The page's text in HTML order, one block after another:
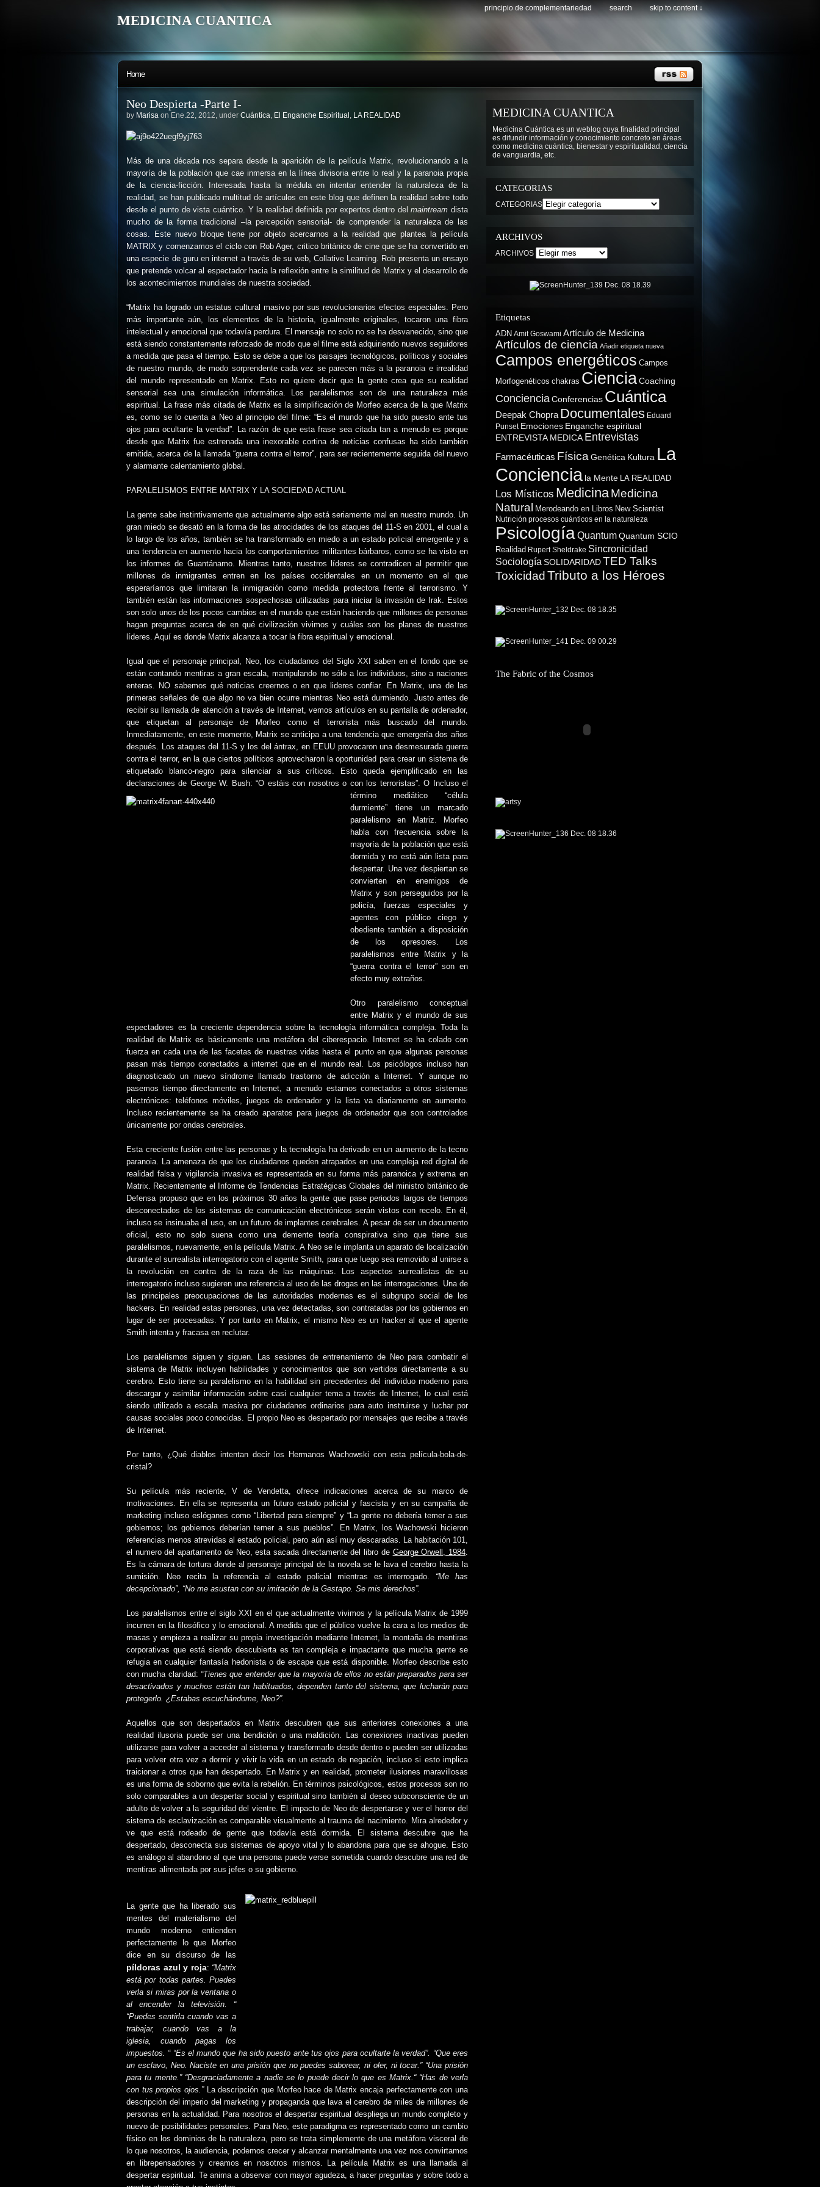
principio de complementariedad search skip to content ↓
MEDICINA CUANTICA
Home
Neo Despierta -Parte I-
by Marisa on Ene.22, 2012, under Cuántica, El Enganche Espiritual , LA REALIDAD
Más de una década nos separa desde la aparición de la película Matrix, revolucionando a la
mayoría de la población que cae inmersa en la línea divisoria entre lo real y la paranoia propia
de la ciencia-ficción. Interesada hasta la médula en intentar entender la naturaleza de la
realidad, se han publicado multitud de artículos en este blog que definen la realidad sobre todo
desde el punto de vista cuántico. Y la realidad definida por expertos dentro delmaintream dista
mucho de la forma tradicional –la percepción sensorial- de comprender la naturaleza de las
cosas. Este nuevo bloque tiene por objeto acercarnos a la realidad que plantea la película
MATRIX y comenzamos el ciclo con Rob Ager, critico británico de cine que se ha convertido en
una especie de guru en internet a través de su web, Collative Learning. Rob presenta un ensayo
que pretende volcar al espectador hacia la reflexión entre la similitud de Matrix y el desarrollo de
los acontecimientos mundiales de nuestra sociedad.
“Matrix ha logrado un estatus cultural masivo por sus revolucionarios efectos especiales. Pero
más importante aún, los elementos de la historia, igualmente originales, tocaron una fibra
intelectual y emocional que todavía perdura. El mensaje no solo no se ha desvanecido, sino que
está siendo constantemente reforzado de modo que el filme está adquiriendo nuevos seguidores
a medida que pasa el tiempo. Esto se debe a que los paisajes tecnológicos, políticos y sociales
de nuestro mundo, de modo sorprendente cada vez se parecen más a la paranoia e irrealidad
del mundo representado en Matrix. Esto no quiere decir que la gente crea que su realidad
sensorial sea una simulación informática. Los paralelismos son de una naturaleza más
espiritual. La frase más citada de Matrix es la simplificación de Morfeo acerca de la que Matrix
es, como se lo cuenta a Neo al principio del filme: “Es el mundo que ha sido puesto ante tus
ojos para ocultarte la verdad”. La razón de que esta frase sea citada tan a menudo es porque
desde que Matrix fue estrenada una inexorable cortina de noticias confusas ha sido también
emitida, acerca de la llamada “guerra contra el terror”, para ser recientemente seguida del nuevo
y alarmante calentamiento global.
PARALELISMOS ENTRE MATRIX Y LA SOCIEDAD ACTUAL
La gente sabe instintivamente que actualmente algo está seriamente mal en nuestro mundo. Un
gran miedo se desató en la forma de las atrocidades de los ataques del 11-S en 2001, el cual a
lo largo de los años, también se ha transformado en miedo a un estado policial emergente y a
una tendencia en aumento hacia los comportamientos militantes bárbaros, como se ha visto en
los informes de Guantánamo. Mientras tanto, nuestros líderes se contradicen al permitir que
millones de inmigrantes entren en los países occidentales en un momento en el que
esperaríamos que limitaran la inmigración como medida protectora frente al terrorismo. Y
también están las informaciones sospechosas utilizadas para iniciar la invasión de Irak. Estos
son solo unos de los pocos cambios en el mundo que están haciendo que millones de personas
hagan preguntas acerca de en qué civilización vivimos y cuáles son los planes de nuestros
líderes. Aquí es donde Matrix alcanza a tocar la fibra espiritual y emocional.
Igual que el personaje principal, Neo, los ciudadanos del Siglo XXI saben en el fondo que se
están contando mentiras a gran escala, manipulando no sólo a los individuos, sino a naciones
enteras. NO sabemos qué noticias creernos o en que lideres confiar. En Matrix, una de las
primeras señales de que algo no va bien ocurre mientras Neo está durmiendo. Justo antes de
recibir su llamada de atención a través de Internet, vemos artículos en su pantalla de ordenador,
que etiquetan al personaje de Morfeo como el terrorista más buscado del mundo.
Inmediatamente, en este momento, Matrix se anticipa a una tendencia que emergería dos años
después. Los ataques del 11-S y los del ántrax, en EEUU provocaron una desmesurada guerra
contra el terror, en la que ciertos políticos aprovecharon la oportunidad para crear un sistema de
etiquetado blanco-negro para silenciar a sus críticos. Esto queda ejemplificado en las
declaraciones de George W. Bush: “O estáis con nosotros o con los terroristas”.O Incluso el
término mediático “célula
durmiente” tiene un marcado
paralelismo en Matriz. Morfeo
habla con frecuencia sobre la
mayoría de la población que está
dormida y no está aún lista para
despertar. Una vez despiertan se
convierten en enemigos de
Matrix y son perseguidos por la
policía, fuerzas especiales y
agentes con público ciego y
obediente también a disposición
de los opresores. Los
paralelismos entre Matrix y la
“guerra contra el terror” son en
efecto muy extraños.
Otro paralelismo conceptual
entre Matrix y el mundo de sus
espectadores es la creciente dependencia sobre la tecnología informática compleja. Toda la
realidad de Matrix es básicamente una metáfora del ciberespacio. Internet se ha colado con
fuerza en cada una de las facetas de nuestras vidas hasta el punto en que algunas personas
pasan más tiempo conectados a internet que en el mundo real. Los psicólogos incluso han
diagnosticado un nuevo síndrome llamado trastorno de adicción a Internet. Y aunque no
pasemos tiempo directamente en Internet, a menudo estamos conectados a otros sistemas
electrónicos: teléfonos móviles, juegos de ordenador y la lista va diariamente en aumento.
Incluso recientemente se ha creado aparatos para juegos de ordenador que son controlados
únicamente por ondas cerebrales.
Esta creciente fusión entre las personas y la tecnología ha derivado en un aumento de la tecno
paranoia. La amenaza de que los ciudadanos queden atrapados en una compleja red digital de
realidad falsa y vigilancia invasiva es representada en su forma más paranoica y extrema en
Matrix. Recientemente el Informe de Tendencias Estratégicas Globales del ministro británico de
Defensa propuso que en los próximos 30 años la gente que pase periodos largos de tiempos
desconectados de los sistemas de comunicación electrónicos serán vistos con recelo. En él,
incluso se insinuaba el uso, en un futuro de implantes cerebrales. A pesar de ser un documento
oficial, esto no solo suena como una demente teoría conspirativa sino que tiene sus
paralelismos, nuevamente, en la película Matrix. A Neo se le implanta un aparato de localización
durante el surrealista interrogatorio con el agente Smith, para que luego sea removido al unirse a
la revolución en contra de la raza de las máquinas. Los aspectos surrealistas de su
interrogatorio incluso sugieren una referencia al uso de las drogas en las interrogaciones. Una de
las principales preocupaciones de las autoridades modernas es el subgrupo social de los
hackers. En realidad estas personas, una vez detectadas, son contratadas por los gobiernos en
lugar de ser procesadas. Y por tanto en Matrix, el mismo Neo es un hacker al que el agente
Smith intenta y fracasa en reclutar.
Los paralelismos siguen y siguen. Las sesiones de entrenamiento de Neo para combatir el
sistema de Matrix incluyen habilidades y conocimientos que son vertidos directamente a su
cerebro. Esto tiene su paralelismo en la habilidad sin precedentes del individuo moderno para
descargar y asimilar información sobre casi cualquier tema a través de Internet, lo cual está
siendo utilizado a escala masiva por ciudadanos ordinarios para auto instruirse y luchar por
causas sociales poco conocidas. El propio Neo es despertado por mensajes que recibe a través
de Internet.
Por tanto, ¿Qué diablos intentan decir los Hermanos Wachowski con esta película-bola-de-
cristal?
Su película más reciente, V de Vendetta, ofrece indicaciones acerca de su marco de
motivaciones. En ella se representa un futuro estado policial y fascista y en su campaña de
marketing incluso eslóganes como “Libertad para siempre” y “La gente no debería temer a sus
gobiernos; los gobiernos deberían temer a sus pueblos”. En Matrix, los Wachowski hicieron
referencias menos atrevidas al estado policial, pero aún así muy descaradas. La habitación 101,
el numero del apartamento de Neo, esta sacada directamente del libro de George Orwell, 1984.
Es la cámara de tortura donde al personaje principal de la novela se le lava el cerebro hasta la
sumisión. Neo recita la referencia al estado policial mientras es interrogado. “Me has
decepcionado”, “No me asustan con su imitación de la Gestapo. Se mis derechos”.
Los paralelismos entre el siglo XXI en el que actualmente vivimos y la película Matrix de 1999
incurren en la filosófico y lo emocional. A medida que el público vuelve la cara a los medios de
masas y empieza a realizar su propia investigación mediante Internet, la montaña de mentiras
corporativas que está siendo descubierta es tan compleja e impactante que mucha gente se
refugia en cualquier fantasía hedonista o de escape que está disponible. Morfeo describe esto
con mucha claridad: “Tienes que entender que la mayoría de ellos no están preparados para ser
desactivados y muchos están tan habituados, dependen tanto del sistema, que lucharán para
protegerlo. ¿Estabas escuchándome, Neo?”.
Aquellos que son despertados en Matrix descubren que sus anteriores conexiones a una
realidad ilusoria puede ser una bendición o una maldición. Las conexiones inactivas pueden
utilizarse para volver a acceder al sistema y transformarlo desde dentro o pueden ser utilizadas
para volver otra vez a dormir y vivir la vida en un estado de negación, incluso si esto implica
traicionar a otros que han despertado. En Matrix y en realidad, prometer ilusiones maravillosas
es una forma de soborno que evita la rebelión. En términos psicológicos, estos procesos son no
solo comparables a un despertar social y espiritual sino también al deseo subconsciente de un
adulto de volver a la seguridad del vientre. El impacto de Neo de despertarse y ver el horror del
sistema de esclavización es comparable visualmente al trauma del nacimiento. Mira alrededor y
ve que está rodeado de gente que todavía está dormida. El sistema descubre que ha
despertado, desconecta sus sistemas de apoyo vital y lo abandona para que se ahogue. Esto
es análogo al abandono al que una persona puede verse sometida cuando descubre una red de
mentiras alimentada por sus jefes o su gobierno.
La gente que ha liberado sus
mentes del materialismo del
mundo moderno entienden
perfectamente lo que Morfeo
dice en su discurso de las
píldoras azul y roja: “Matrix
está por todas partes. Puedes
verla si miras por la ventana o
al encender la televisión. “
“Puedes sentirla cuando vas a
trabajar, cuando vas a la
iglesia, cuando pagas los
impuestos. “ “Es el mundo que ha sido puesto ante tus ojos para ocultarte la verdad”. “Que eres
un esclavo, Neo. Naciste en una prisión que no puedes saborear, ni oler, ni tocar.” “Una prisión
para tu mente.” “Desgraciadamente a nadie se lo puede decir lo que es Matrix.“ “Has de verla
con tus propios ojos.” La descripción que Morfeo hace de Matrix encaja perfectamente con una
descripción del imperio del marketing y propaganda que lava el cerebro de miles de millones de
personas en la actualidad. Para nosotros el despertar espiritual despliega un mundo completo y
nuevo de posibilidades personales. Para Neo, este paradigma es representado como un cambio
físico en los dominios de la naturaleza, pero se trata simplemente de una metáfora visceral de
lo que nosotros, la audiencia, podemos crecer y alcanzar mentalmente una vez nos convirtamos
en librepensadores y creamos en nosotros mismos. La película Matrix es una llamada al
despertar espiritual. Te anima a observar con mayor agudeza, a hacer preguntas y sobre todo a
MEDICINA CUANTICA
Medicina Cuántica es un weblog cuya finalidad principal
es difundir información y conocimiento concreto en áreas
como medicina cuántica, bienestar y espiritualidad, ciencia
de vanguardia, etc.
CATEGORIAS
CATEGORIAS
ARCHIVOS
ARCHIVOS
Etiquetas
ADN Amit Goswami Artículo de Medicina
Artículos de ciencia Añadir etiqueta nueva
Campos energéticos Campos
Morfogenéticos chakras CienciaCoaching
ConcienciaConferencias Cuántica
Deepak Chopra Documentales Eduard
Punset Emociones Enganche espiritual
ENTREVISTA MEDICA Entrevistas
Farmacéuticas Física Genética Kultura La
Conciencia la Mente LA REALIDAD
Los Místicos MedicinaMedicina
Natural
Merodeando en Libros New Scientist
Nutrición procesos cuánticos en la naturaleza
PsicologíaQuantumQuantum SCIO
Realidad Rupert Sheldrake Sincronicidad
Sociología SOLIDARIDADTED Talks
ToxicidadTributo a los Héroes
The Fabric of the Cosmos